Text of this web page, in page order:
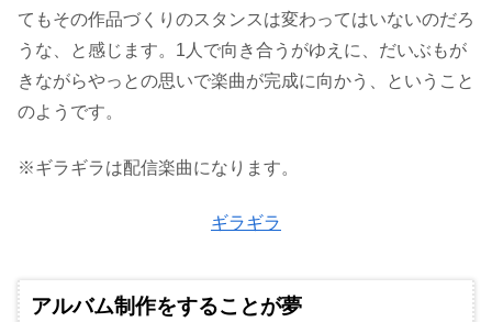
てもその作品づくりのスタンスは変わってはいないのだろ
うな、と感じます。1人で向き合うがゆえに、だいぶもが
きながらやっとの思いで楽曲が完成に向かう、ということ
のようです。
※ギラギラは配信楽曲になります。
ギラギラ
アルバム制作をすることが夢